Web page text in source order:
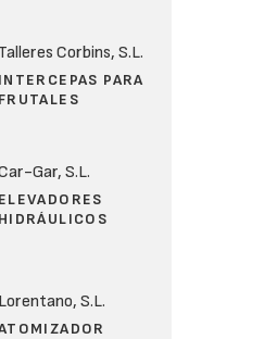
Talleres Corbins, S.L.
INTERCEPAS PARA
FRUTALES
Gar, S.L.
ELEVADORES
HIDRÁULICOS
Lorentano, S.L.